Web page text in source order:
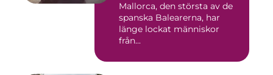
Mallorca, den största av de
spanska Balearerna, har
länge lockat människor
från...